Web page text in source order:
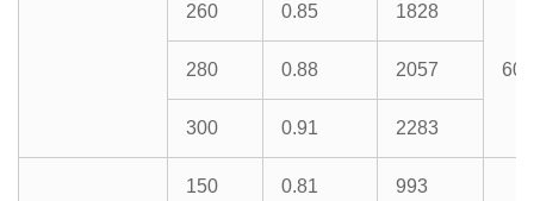
260 0.85 1828
600
280 0.88 2057
300 0.91 2283
150 0.81 993